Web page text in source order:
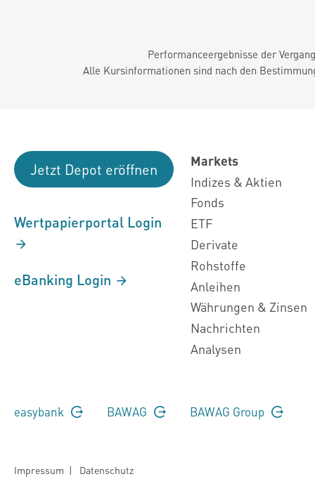
Performanceergebnisse der
Alle Kursinformationen sind nach den
Jetzt Depot eröffnen
Wertpapierportal Login
eBanking Login
Markets
Indizes & Aktien
Fonds
ETF
Derivate
Rohstoffe
Anleihen
Währungen & Zinsen
Nachrichten
Analysen
easybank BAWAG BAWAG Group
Impressum | Datenschutz